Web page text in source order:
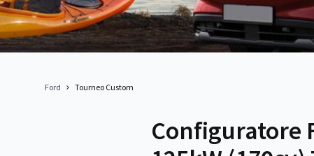
Ford Tourneo Custom
Configuratore